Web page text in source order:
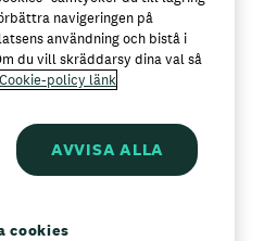
varumärke för
navigeringen på
användning och bistå i
du vill skräddarsy dina val så
Cookie-policy länk
AVVISA ALLA
cookies